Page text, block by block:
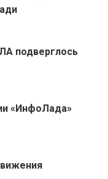
подверглось
«ИнфоЛада»